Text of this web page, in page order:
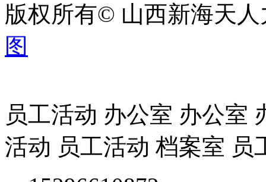
版权所有© 山西新海天
图
员工活动 办公室 办公室
活动 员工活动 档案室 员